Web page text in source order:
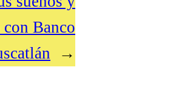
Banco
→